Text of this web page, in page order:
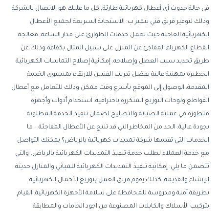
في حالة حدوث أي أعطال كهربائية طارئة، كل ما عليك هو الاتصال بالشركة
وذلك لتوفير فريق فني يتميز ب: الاستجابة السريعة لجميع الأعطال
الكهربائية العاجلة حيث تعمل خدمات الطوارئ على مدار الساعة. معالجة
انقطاع الكهرباء المفاجئ عن المنزل على سبيل المثال بكفاءة وذلك عن
طريق تحديد سبب العطل وإصلاحه. إمكانية إصلاح التماسات الكهربائية
الخطيرة بمهنية عالية بفضل تدريب الفنيين للارتقاء بمستوى الخدمة
المقدمة. الوصول إلى الموقع بأسرع وقت ممكن وذلك للتعامل مع أعطال
القواطع ولوحات التوزيع المتكررة باحترافية. استخدام أدوات وأجهزة
متطورة في عملية الصيانة والتصليح لضمان تنفيذ الخدمة المطلوبة
بجودة عالية. الحد من المخاطر التي قد تنتج عن الأعطال المفاجئة. ما
الخدمات التي تقدمها شركة تمديدات كهربائية بالرياض؟ يمكنك التواصل
مع خدمة العملاء لطلب خدمة تنفيذ التمديدات الكهربائية بالرياض، والتي
تتضمن ما يلي: إمكانية تنفيذ التمديدات الكهربائية للمباني والمنازل حديثة
الإنشاء والقديمة. كذلك يقوم فريق العمل بتوزيع الأحمال الكهربائية
بطريقة آمنة ومدروسة للمحافظة على سلامة الأجهزة الكهربائية. القيام
بتركيب الأسلاك والكابلات المصنوعة من اجود الخامات والمطابقة